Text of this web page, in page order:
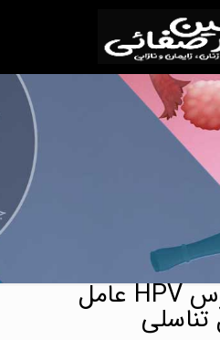
ویروس HPV عامل
تناسلی